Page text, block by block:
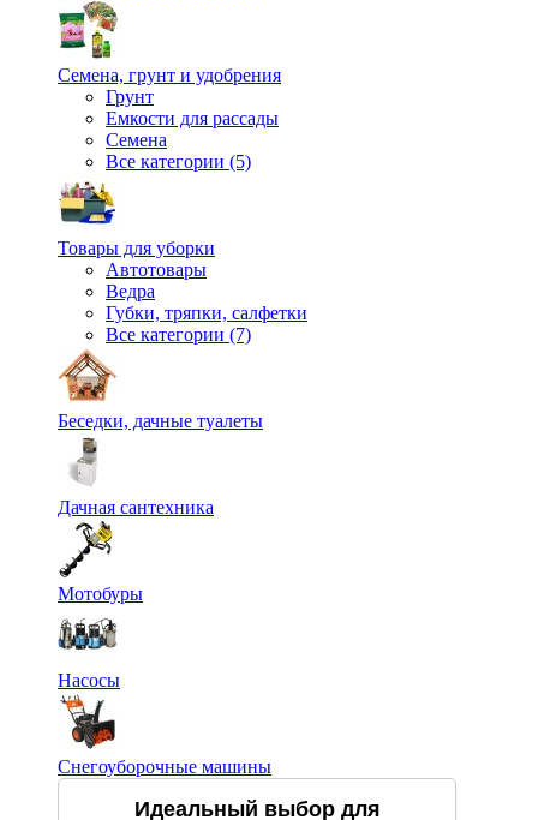
Семена, грунт и удобрения
Грунт
Емкости для рассады
Семена
Все категории (5)
Товары для уборки
Автотовары
Ведра
Губки, тряпки, салфетки
Все категории (7)
Беседки, дачные туалеты
Дачная сантехника
Мотобуры
Насосы
Снегоуборочные машины
Идеальный выбор для